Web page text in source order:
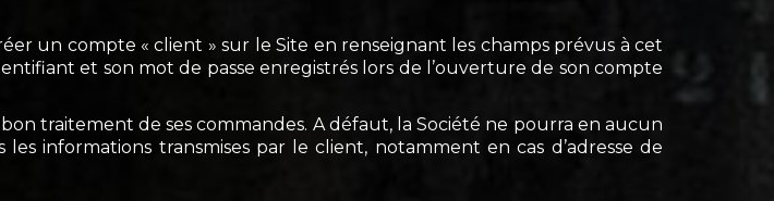
un compte « client » sur le Site en renseignant les champs prévus à cet
et son mot de passe enregistrés lors de l’ouverture de son compte
traitement de ses commandes. A défaut, la Société ne pourra en aucun
informations transmises par le client, notamment en cas d’adresse de